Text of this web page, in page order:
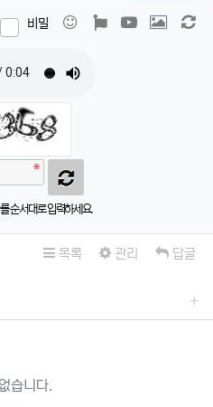
비밀 이모티콘폰트어썸동영상 이미지
순서대로 입력하세요.
목록 관리 답글
습니다.